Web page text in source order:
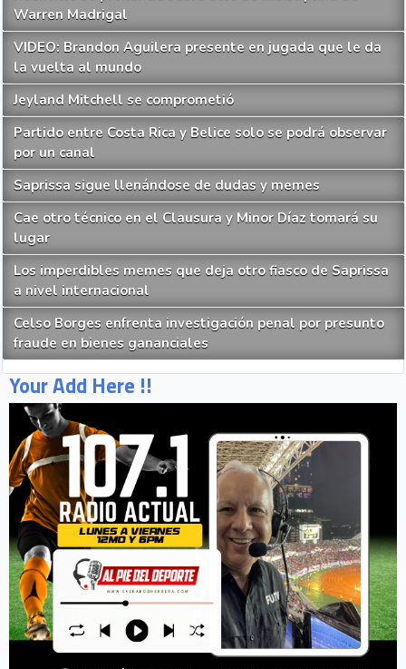
Warren Madrigal
VIDEO: Brandon Aguilera presente en jugada que le da
la vuelta al mundo
Jeyland Mitchell se comprometió
Partido entre Costa Rica y Belice solo se podrá observar
por un canal
Saprissa sigue llenándose de dudas y memes
Cae otro técnico en el Clausura y Minor Díaz tomará su
lugar
Los imperdibles memes que deja otro fiasco de Saprissa
a nivel internacional
Celso Borges enfrenta investigación penal por presunto
fraude en bienes gananciales
Your Add Here !!